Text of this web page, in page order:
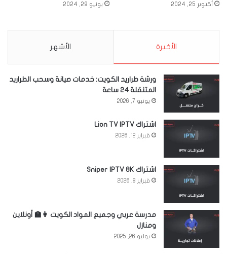
أكتوبر 25, 2024 يونيو 29, 2024
الأخيرة الأشهر
ورشة طراريد الكويت: خدمات صيانة وسحب الطراريد
المتنقلة 24 ساعة
يونيو 7, 2026
اشتراك Lion TV IPTV
فبراير 12, 2026
اشتراك Sniper IPTV 8K
فبراير 8, 2026
مدرسة عربي وجميع المواد الكويت 👩‍🏫 أونلاين
ومنازل
يوليو 26, 2025